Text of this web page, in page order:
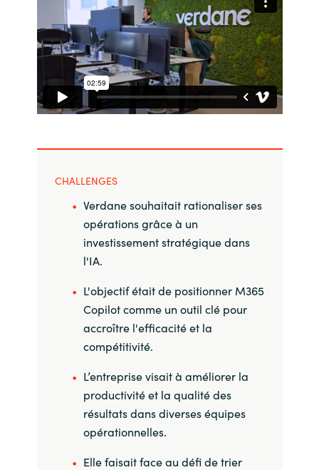
Kuwait
Latvia
Lithuania
Netherlands
Norway
Philippines
Poland
Portugal
Qatar
Romania
CHALLENGES
Verdane souhaitait rationaliser ses
opérations grâce à un
investissement stratégique dans
l'IA.
L'objectif était de positionner M365
Copilot comme un outil clé pour
accroître l'efficacité et la
compétitivité.
L’entreprise visait à améliorer la
productivité et la qualité des
résultats dans diverses équipes
opérationnelles.
Elle faisait face au défi de trier